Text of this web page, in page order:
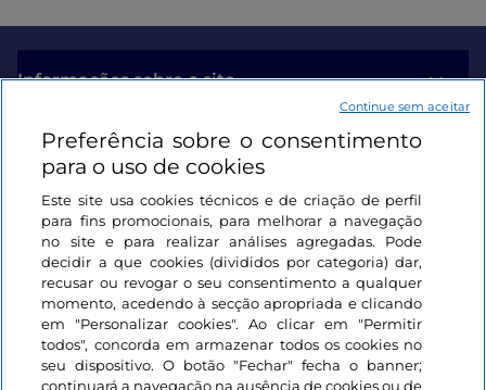
Informações sobre o site
Ligações úteis
Iniciar sessão
Mantenha-se em contacto
Preferência sobre o consentimento
para o uso de cookies
Este site usa cookies técnicos e de criação de perfil
para fins promocionais, para melhorar a navegação
no site e para realizar análises agregadas. Pode
decidir a que cookies (divididos por categoria) dar,
recusar ou revogar o seu consentimento a qualquer
momento, acedendo à secção apropriada e clicando
em "Personalizar cookies". Ao clicar em "Permitir
todos", concorda em armazenar todos os cookies no
seu dispositivo. O botão "Fechar" fecha o banner;
continuará a navegação na ausência de cookies ou de
Continue sem aceitar